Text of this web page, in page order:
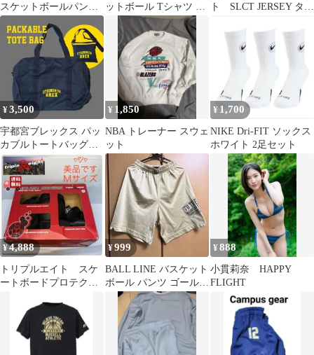
スケットボールパンツ
ブラック XL ハーフパ
ンツ
ットボール Tシャツ メ
ンズ S黒 半袖 ブラ
ック
ト SLCT JERSEY タン
不可
¥3,500
宇都宮ブレックス パッ
カブルトートバッグ
（BREXカレッジロ
ゴ）
¥ 1,850
NBA トレーナー スウェ
ット
¥ 1,700
NIKE Dri-FIT ソックス
ホワイト 2足セット
¥4,888
トリプルエイト スケ
ートボードプロテクタ
パッド スケボー
¥999
BALL LINE バスケット
ボール パンツ ゴールド
ボールライン
¥888
小貫莉奈 HAPPY
FLIGHT